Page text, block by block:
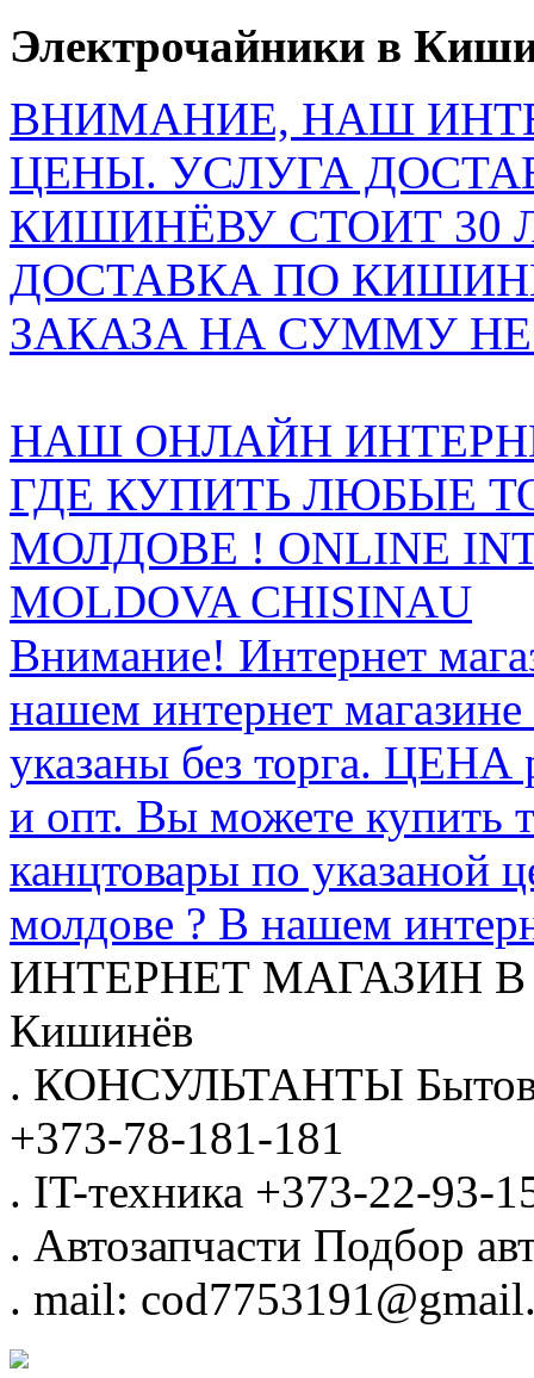
Электрочайники в
ВНИМАНИЕ, НАШ
ЦЕНЫ. УСЛУГА
КИШИНЁВУ СТОИТ 30
ДОСТАВКА ПО
ЗАКАЗА НА СУММУ НЕ
НАШ ОНЛАЙН
ГДЕ КУПИТЬ ЛЮБЫЕ
МОЛДОВЕ ! ONLINE
MOLDOVA CHISINAU
Внимание! Интернет
нашем интернет
указаны без торга.
и опт. Вы можете купить
канцтовары по указаной
молдове ? В нашем
ИНТЕРНЕТ МАГАЗИН
Кишинёв
. КОНСУЛЬТАНТЫ
+373-78-181-181
. IT-техника +373-22-93-
. Автозапчасти Подбор
. mail: